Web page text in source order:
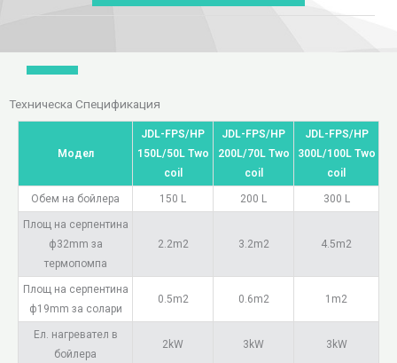
Техническа Спецификация
Модел
JDL-FPS/HP
150L/50L Two
coil
JDL-FPS/HP
200L/70L Two
coil
JDL-FPS/HP
300L/100L Two
coil
Обем на бойлера 150 L 200 L 300 L
Площ на серпентина
ф32mm за
термопомпа
2.2m2 3.2m2 4.5m2
Площ на серпентина
ф19mm за солари
0.5m2 0.6m2 1m2
Ел. нагревател в
бойлера
2kW 3kW 3kW